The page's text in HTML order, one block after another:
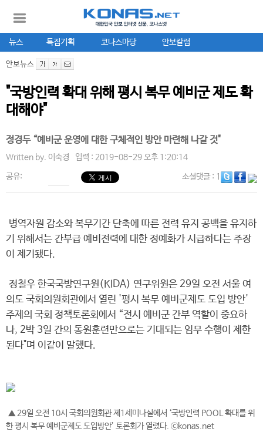
뉴스 특집기획 코나스마당 안보칼럼
안보뉴스
"국방인력 확대 위해 평시 복무 예비군 제도 확
대해야"
정경두 “예비군 운영에 대한 구체적인 방안 마련해 나갈 것"
Written by. 이숙경 입력 : 2019-08-29 오후 1:20:14
공유: 소셜댓글: 1
병역자원 감소와 복무기간 단축에 따른 전력 유지 공백을 유지하
기 위해서는 간부급 예비전력에 대한 정예화가 시급하다는 주장
이 제기됐다.
정철우 한국국방연구원(KIDA) 연구위원은 29일 오전 서울 여
의도 국회의원회관에서 열린 '평시 복무 예비군제도 도입 방안'
주제의 국회 정책토론회에서 “전시 예비군 간부 역할이 중요하
나, 2박 3일 간의 동원훈련만으로는 기대되는 임무 수행이 제한
된다"며 이같이 말했다.
▲ 29일 오전 10시 국회의원회관 제1세미나실에서 ‘국방인력 POOL 확대를 위
한 평시 복무 예비군제도 도입방안’ 토론회가 열렸다. ⓒkonas.net